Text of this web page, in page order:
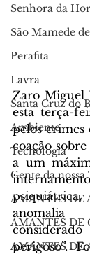
Senhora da
São Mamede
Perafita
Lavra
Santa Cruz do
Ambiente
Tecnologia
Gente da nossa
AMANTES DE
AMANTES DE
AMANTES DE
Zaro Miguel
esta terça-
pelos crimes
coação sobre
a um
perigoso”.